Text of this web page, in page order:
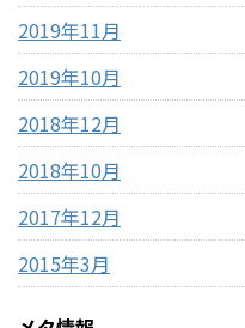
2019年11月
2019年10月
2018年12月
2018年10月
2017年12月
2015年3月